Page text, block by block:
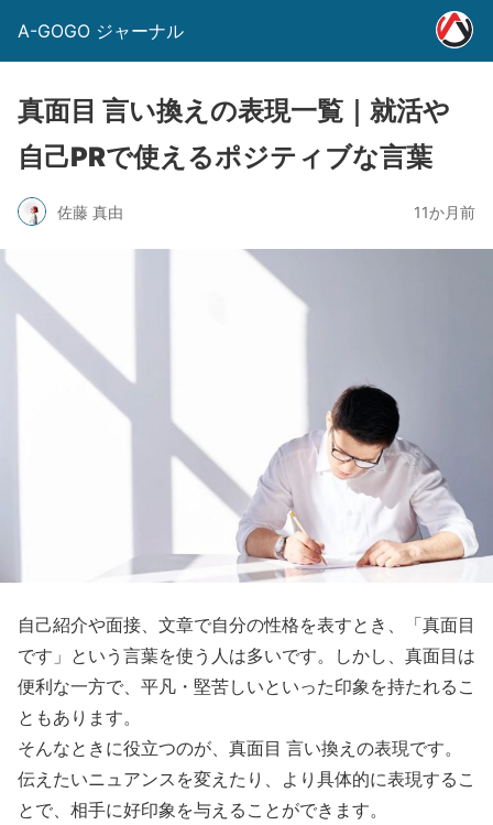
A-GOGO ジャーナル
真面目 言い換えの表現一覧｜就活や
自己PRで使えるポジティブな言葉
佐藤 真由 11か月前
自己紹介や面接、文章で自分の性格を表すとき、「真面目
です」という言葉を使う人は多いです。しかし、真面目は
便利な一方で、平凡・堅苦しいといった印象を持たれるこ
ともあります。
そんなときに役立つのが、真面目 言い換えの表現です。
伝えたいニュアンスを変えたり、より具体的に表現するこ
とで、相手に好印象を与えることができます。